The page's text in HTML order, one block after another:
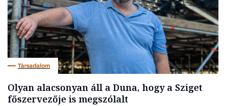
Társadalom
Olyan alacsonyan áll a Duna, hogy a Sziget
főszervezője is megszólalt